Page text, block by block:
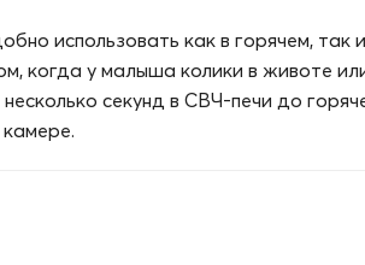
использовать как в горячем,
когда у малыша колики в животе
секунд в СВЧ-печи до